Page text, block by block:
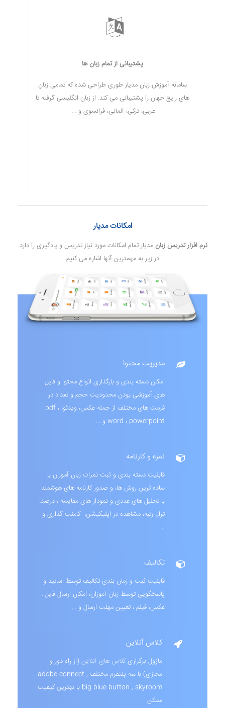
پشتیبانی از تمام زبان ها
سامانه آموزش زبان مدیار طوری طراحی شده که تمامی زبان
های رایج جهان را پشتیبانی می کند. از زبان انگلیسی گرفته تا
عربی، ترکی، آلمانی، فرانسوی و ....
امکانات مدیار
نرم افزار تدریس زبان مدیار تمام امکانات مورد نیاز تدریس و یادگیری را دارد.
در زیر به مهمترین آنها اشاره می کنیم
مدیریت محتوا
امکان دسته بندی و بارگذاری انواع محتوا و فایل
های آموزشی بودن محدودیت حجم و تعداد در
فرمت های مختلف از جمله عکس، ویدئو، pdf ،
word ، powerpoint و ...
نمره و کارنامه
قابلیت دسته بندی و ثبت نمرات زبان آموزان با
ساده ترین روش ها، و صدور کارنامه های هوشمند
با تحلیل های عددی و نمودار های مقایسه ، درصد،
تراز، رتبه، مشاهده در اپلیکیشن، کامنت گذاری و
...
تکالیف
قابلیت ثبت و زمان بندی تکالیف توسط اساتید و
پاسخگویی توسط زبان آموزان، امکان ارسال فایل ،
عکس، فیلم ، تعیین مهلت ارسال و ...
کلاس آنلاین
ماژول برگزاریکلاس های آنلاین (از راه دور و
مجازی) با سه پلتفرم مختلف adobe connect ,
big blue button , skyroom با بهترین کیفیت
ممکن